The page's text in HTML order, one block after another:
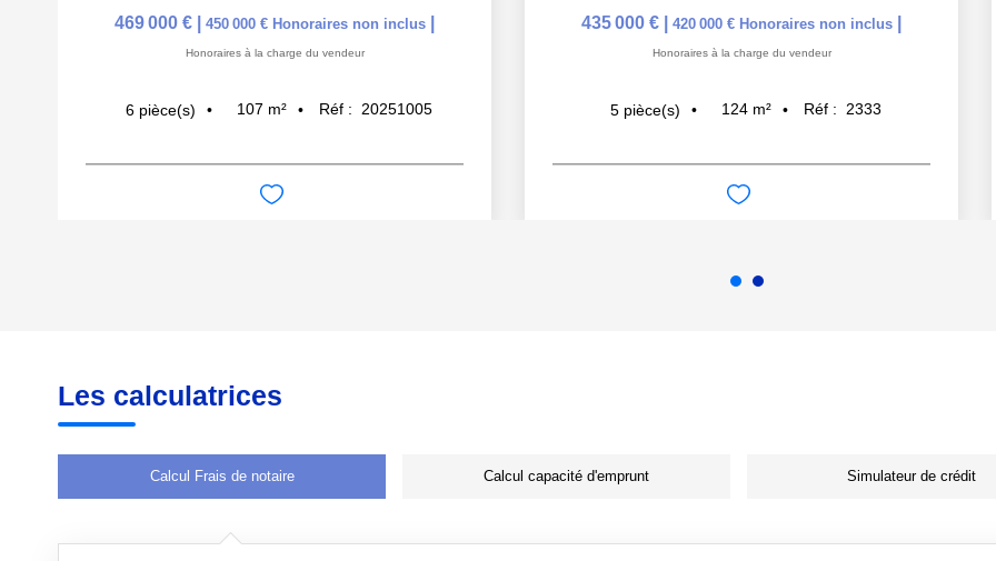
469 000 € 450 000 € Honoraires non inclus
Honoraires à la charge du vendeur
6 pièce(s) 107 m² Réf : 20251005
435 000 € 420 000 € Honoraires non inclus
Honoraires à la charge du vendeur
5 pièce(s) 124 m² Réf : 2333
Les calculatrices
Calcul Frais de notaire Calcul capacité d'emprunt Simulateur de crédit